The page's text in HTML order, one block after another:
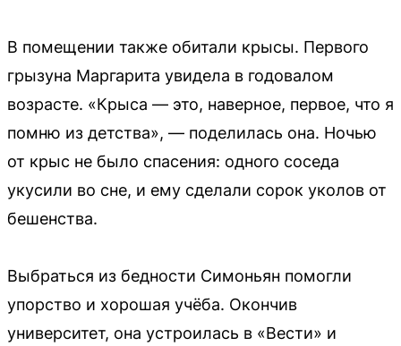
В помещении также обитали крысы. Первого
грызуна Маргарита увидела в годовалом
возрасте. «Крыса — это, наверное, первое, что я
помню из детства», — поделилась она. Ночью
от крыс не было спасения: одного соседа
укусили во сне, и ему сделали сорок уколов от
бешенства.
Выбраться из бедности Симоньян помогли
упорство и хорошая учёба. Окончив
университет, она устроилась в «Вести» и